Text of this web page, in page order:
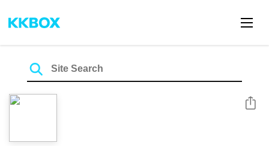
Share